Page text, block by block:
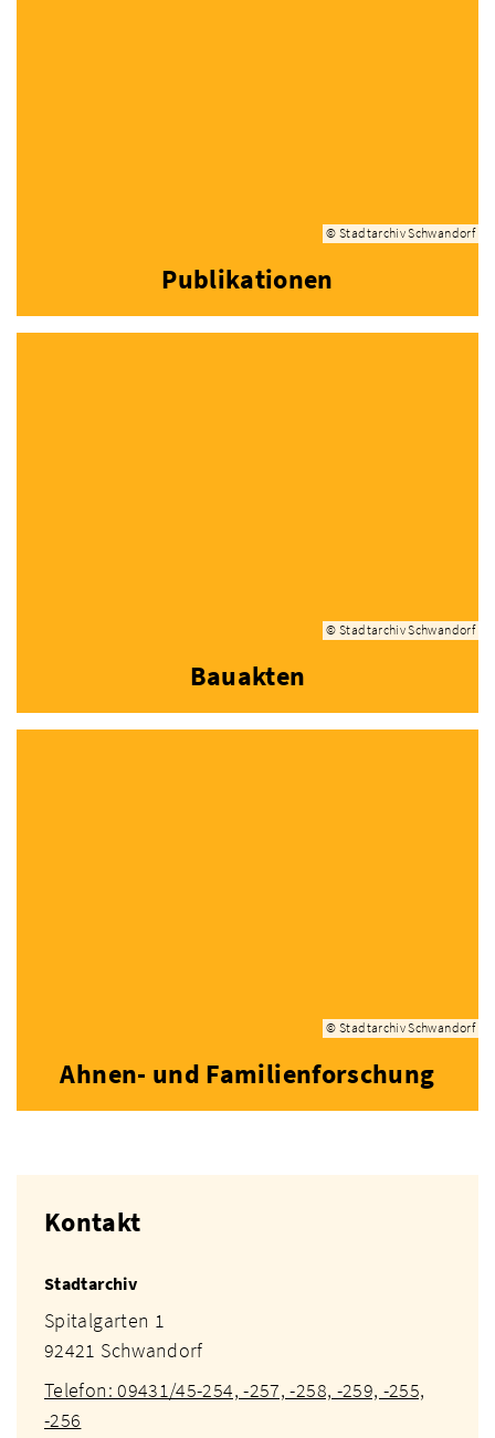
© Stadtarchiv Schwandorf
Publikationen
© Stadtarchiv Schwandorf
Bauakten
© Stadtarchiv Schwandorf
Ahnen- und Familienforschung
Kontakt
Stadtarchiv
Spitalgarten 1
92421 Schwandorf
Telefon: 09431/45-254, -257, -258, -259, -255,
-256